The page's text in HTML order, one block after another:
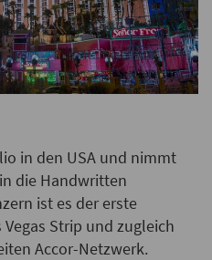
in den USA und nimmt
die Handwritten
ist es der erste
Strip und zugleich
Accor-Netzwerk.